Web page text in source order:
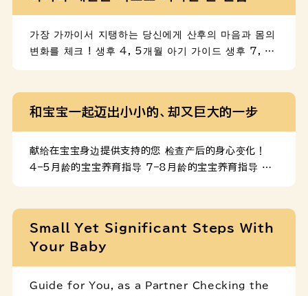
가장 가까이서 지탱하는 당신에게 산후의 마음과 몸의
변화를 체크 ! 생후 4, 5개월 아기 가이드 생후 7, 8
和宝宝一起迈出小小的、却又巨大的一步
献给在宝宝身边提供支持的您 检查产后的身心变化！
4–5月龄的宝宝养育指导 7–8月龄的宝宝养育指导 12
Small Yet Significant Steps With
Your Baby
Guide for You, as a Partner Checking the